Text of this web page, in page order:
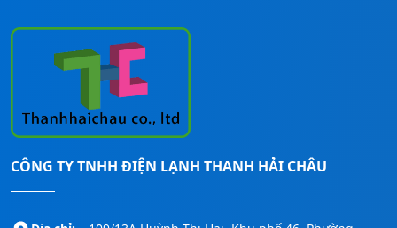
CÔNG TY TNHH ĐIỆN LẠNH THANH HẢI CHÂU